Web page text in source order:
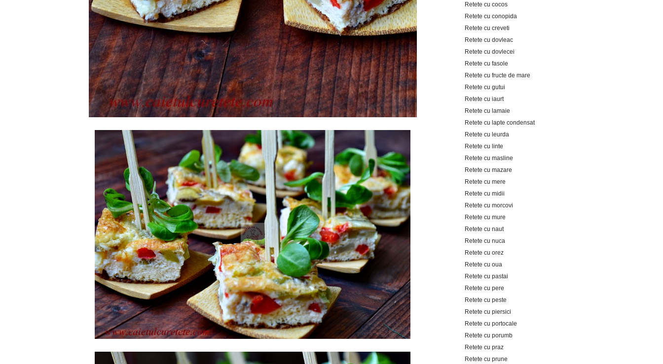
Retete cu cocos
Retete cu conopida
Retete cu creveti
Retete cu dovleac
Retete cu dovlecei
Retete cu fasole
Retete cu fructe de mare
Retete cu gutui
Retete cu iaurt
Retete cu lamaie
Retete cu lapte condensat
Retete cu leurda
Retete cu linte
Retete cu masline
Retete cu mazare
Retete cu mere
Retete cu midii
Retete cu morcovi
Retete cu mure
Retete cu naut
Retete cu nuca
Retete cu orez
Retete cu oua
Retete cu pastai
Retete cu pere
Retete cu peste
Retete cu piersici
Retete cu portocale
Retete cu porumb
Retete cu praz
Retete cu prune